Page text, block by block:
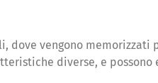
vengono memorizzati
diverse, e